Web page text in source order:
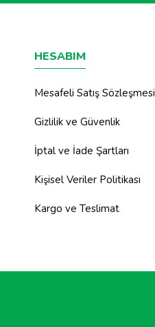
HESABIM
Mesafeli Satış Sözleşmesi
Gizlilik ve Güvenlik
İptal ve İade Şartları
Kişisel Veriler Politikası
Kargo ve Teslimat